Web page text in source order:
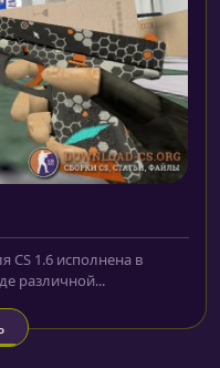
CS 1.6 исполнена в
различной...